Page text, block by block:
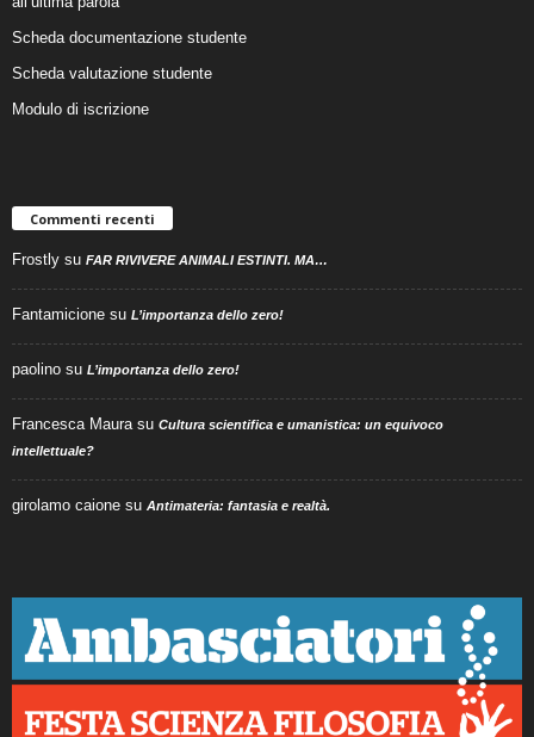
Scheda documentazione studente
Scheda valutazione studente
Modulo di iscrizione
Commenti recenti
Frostly su FAR RIVIVERE ANIMALI ESTINTI. MA…
Fantamicione su L’importanza dello zero!
paolino su L’importanza dello zero!
Francesca Maura su Cultura scientifica e umanistica: un equivoco
intellettuale?
girolamo caione su Antimateria: fantasia e realtà.